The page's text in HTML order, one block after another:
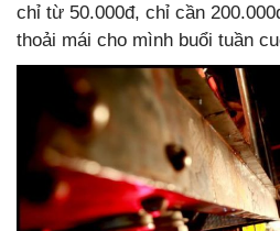
chỉ từ 50.000đ, chỉ cần
thoải mái cho mình buổi tuần